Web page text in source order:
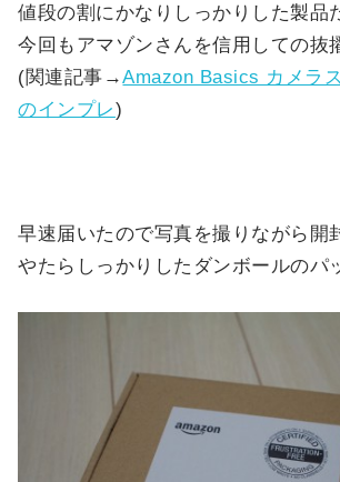
値段の割にかなりしっかりした製品
今回もアマゾンさんを信用しての抜
(関連記事→Amazon Basics カメラ
のインプレ)
早速届いたので写真を撮りながら開
やたらしっかりしたダンボールのパ